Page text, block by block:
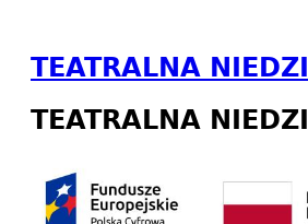
TEATRALNA
TEATRALNA